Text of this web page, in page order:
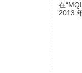
在
2013